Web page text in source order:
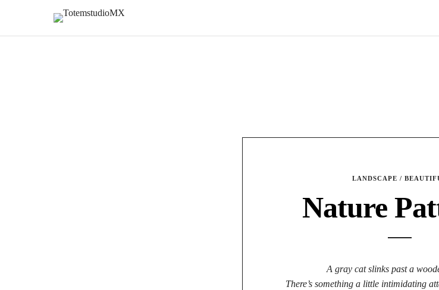
LANDSCAPE /
Nature
A gray cat slinks past a
There’s something a little intimidating